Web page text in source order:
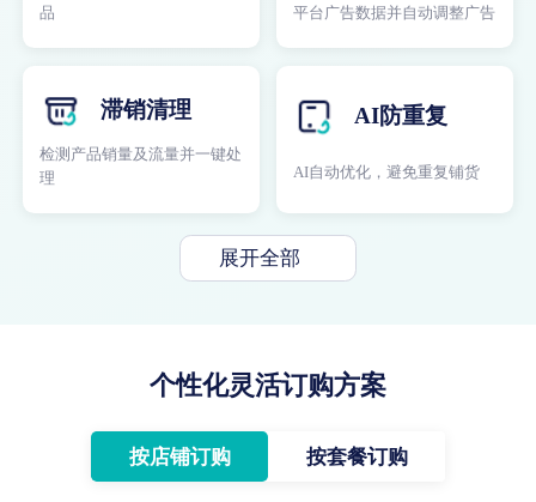
品
平台广告数据并自动调整广告
滞销清理
检测产品销量及流量并一键处
理
AI防重复
AI自动优化，避免重复铺货
展开全部
个性化灵活订购方案
按店铺订购 按套餐订购